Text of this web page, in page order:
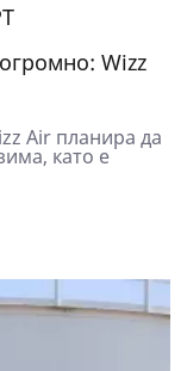
Wizz
Air планира да
като е